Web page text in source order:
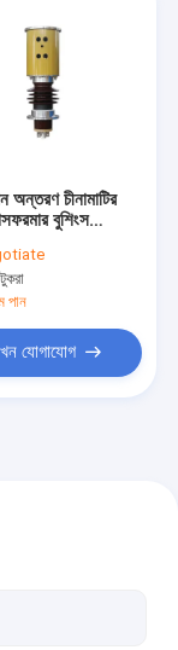
অন্তরণ চীনামাটির
বুশিংস
পান
যোগাযোগ